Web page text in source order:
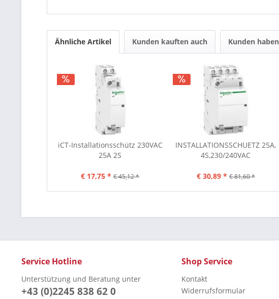
Ähnliche Artikel Kunden kauften auch Kunden
iCT-Installationsschütz 230VAC
25A 2S
€ 17,75 * € 45,12 *
INSTALLATIONSSCHUETZ 25A,
4S,230/240VAC
€ 30,89 * € 81,60 *
Service Hotline
Unterstützung und Beratung unter
+43 (0)2245 838 62 0
Shop Service
Kontakt
Widerrufsformular